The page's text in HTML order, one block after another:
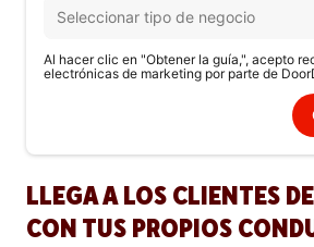
LLEGA A LOS CLIENTES
CON TUS PROPIOS
Al hacer clic en "Obtener la guía,", acepto
electrónicas de marketing por parte de